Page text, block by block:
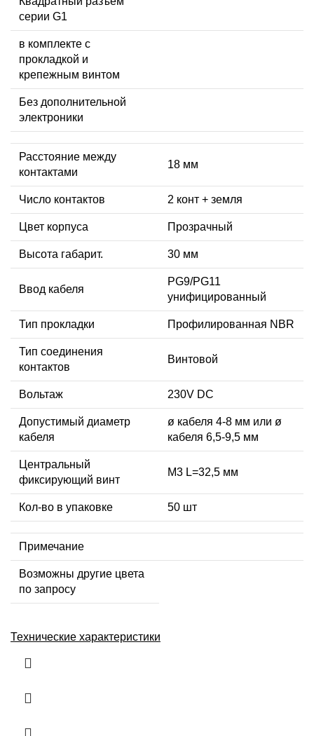
серии G1
в комплекте с
прокладкой и
крепежным винтом
Без дополнительной
электроники
Расстояние между
контактами
18 мм
Число контактов 2 конт + земля
Цвет корпуса Прозрачный
Высота габарит. 30 мм
Ввод кабеля
PG9/PG11
унифицированный
Тип прокладки Профилированная NBR
Тип соединения
контактов
Винтовой
Вольтаж 230V DC
Допустимый диаметр
кабеля
ø кабеля 4-8 мм или ø
кабеля 6,5-9,5 мм
Центральный
фиксирующий винт
М3 L=32,5 мм
Кол-во в упаковке 50 шт
Примечание
Возможны другие цвета
по запросу
Технические характеристики